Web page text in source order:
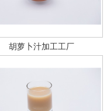
胡萝卜汁加工工厂